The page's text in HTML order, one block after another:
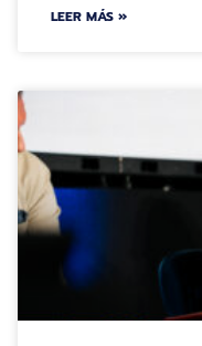
LEER MÁS »